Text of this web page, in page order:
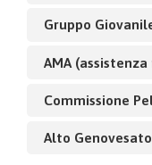
Gruppo
AMA
Commissione
Alto Genovesato